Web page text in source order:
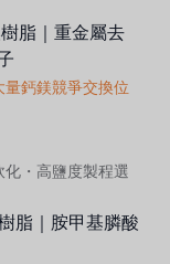
脂｜重金屬去
鈣鎂競爭交換位
・高鹽度製程選
脂｜胺甲基膦酸